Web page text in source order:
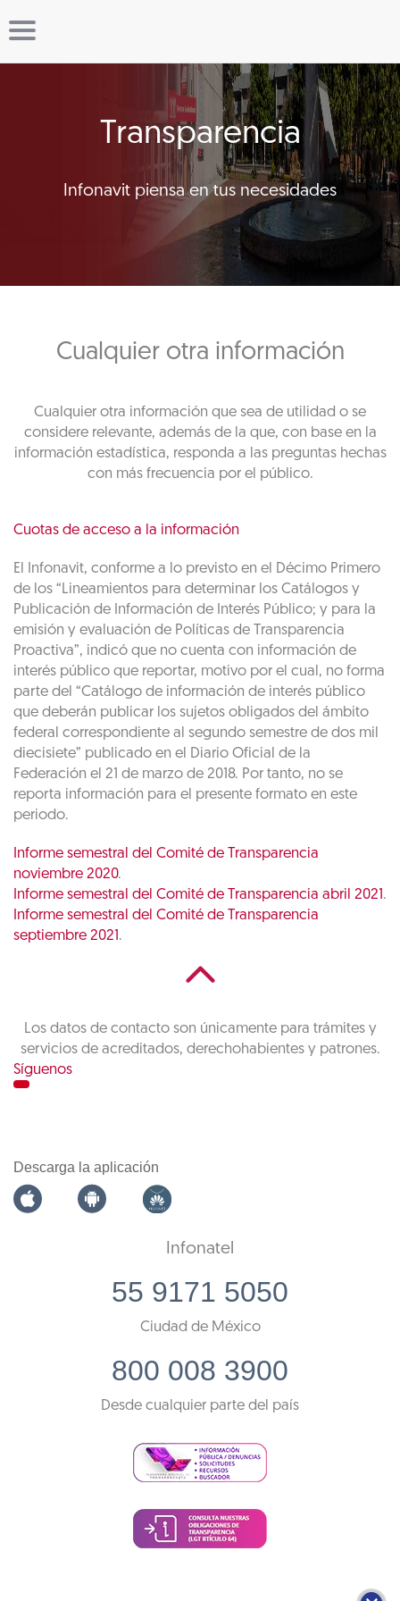
Transparencia
Infonavit piensa en tus necesidades
Cualquier otra información
Cualquier otra información que sea de utilidad o se
considere relevante, además de la que, con base en la
información estadística, responda a las preguntas hechas
con más frecuencia por el público.
Cuotas de acceso a la información
El Infonavit, conforme a lo previsto en el Décimo Primero
de los “Lineamientos para determinar los Catálogos y
Publicación de Información de Interés Público; y para la
emisión y evaluación de Políticas de Transparencia
Proactiva”, indicó que no cuenta con información de
interés público que reportar, motivo por el cual, no forma
parte del “Catálogo de información de interés público
que deberán publicar los sujetos obligados del ámbito
federal correspondiente al segundo semestre de dos mil
diecisiete” publicado en el Diario Oficial de la
Federación el 21 de marzo de 2018. Por tanto, no se
reporta información para el presente formato en este
periodo.
Informe semestral del Comité de Transparencia
noviembre 2020.
Informe semestral del Comité de Transparencia abril 2021.
Informe semestral del Comité de Transparencia
septiembre 2021.
Los datos de contacto son únicamente para trámites y
servicios de acreditados, derechohabientes y patrones.
Síguenos
Descarga la aplicación
Infonatel
55 9171 5050
Ciudad de México
800 008 3900
Desde cualquier parte del país